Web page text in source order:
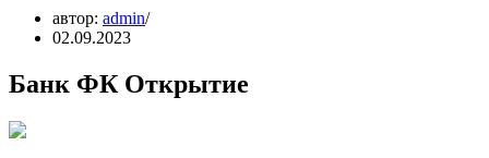
автор: admin
02.09.2023
Банк ФК Открытие